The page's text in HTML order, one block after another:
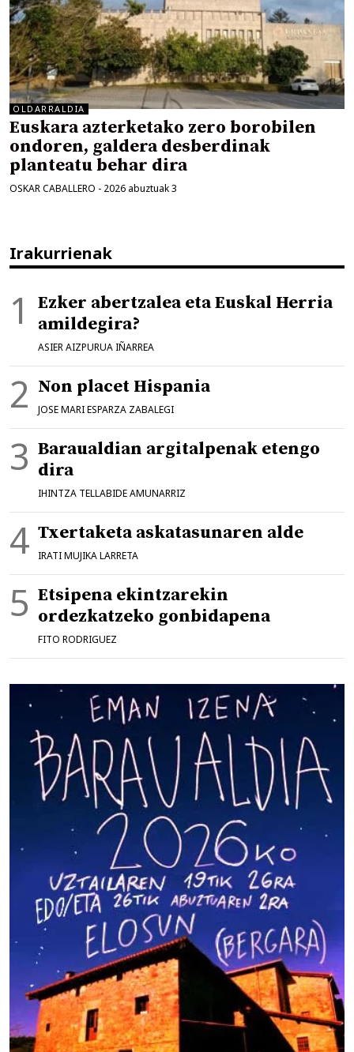
OLDARRALDIA
Euskara azterketako zero borobilen
ondoren, galdera desberdinak
planteatu behar dira
OSKAR CABALLERO - 2026 abuztuak 3
Irakurrienak
Ezker abertzalea eta Euskal Herria
amildegira?
ASIER AIZPURUA IÑARREA
Non placet Hispania
JOSE MARI ESPARZA ZABALEGI
Baraualdian argitalpenak etengo
dira
IHINTZA TELLABIDE AMUNARRIZ
Txertaketa askatasunaren alde
IRATI MUJIKA LARRETA
Etsipena ekintzarekin
ordezkatzeko gonbidapena
FITO RODRIGUEZ